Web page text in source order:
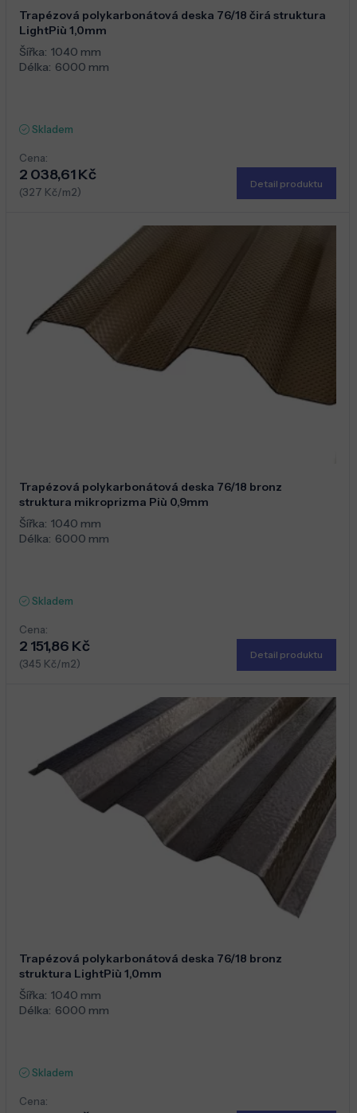
Trapézová polykarbonátová deska 76/18 čirá struktura
LightPiù 1,0mm
Šířka: 1040 mm
Délka: 6000 mm
Skladem
Cena:
2 038,61 Kč
(327 Kč/m2)
Detail produktu
Trapézová polykarbonátová deska 76/18 bronz
struktura mikroprizma Più 0,9mm
Šířka: 1040 mm
Délka: 6000 mm
Skladem
Cena:
2 151,86 Kč
(345 Kč/m2)
Detail produktu
Trapézová polykarbonátová deska 76/18 bronz
struktura LightPiù 1,0mm
Šířka: 1040 mm
Délka: 6000 mm
Skladem
Cena: